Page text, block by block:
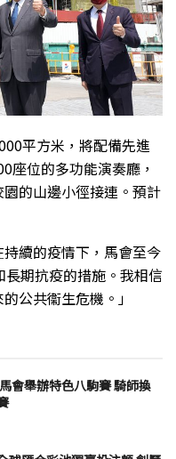
平方米，將配備先進
座位的多功能演奏廳，
的山邊小徑接連。預計
續的疫情下，馬會至今
期抗疫的措施。我相信
公共衞生危機。」
會舉辦特色八駒賽 騎師換